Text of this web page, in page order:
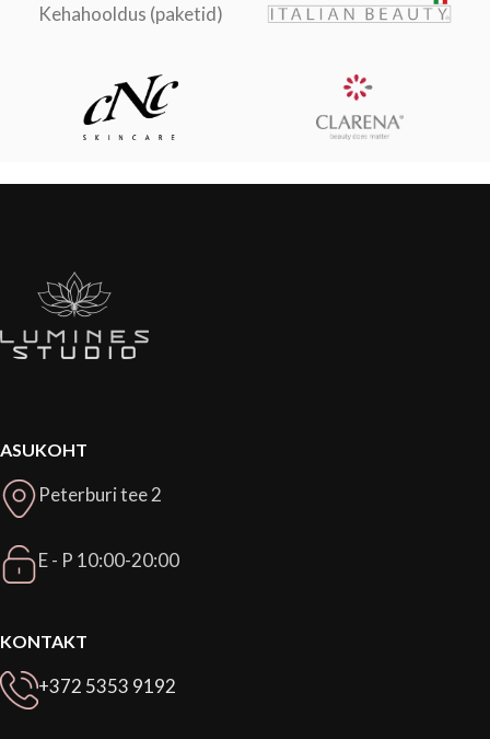
Kehahooldus (paketid)
ASUKOHT
Peterburi tee 2
E - P 10:00-20:00
KONTAKT
+372 5353 9192